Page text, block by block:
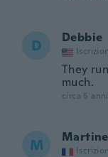
D Debbie
They
much.
circa 5
M Martine